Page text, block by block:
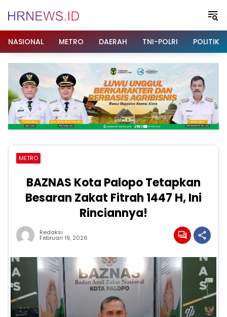
NASIONAL
METRO DAERAH TNI-POLRI POLITIK
METRO
BAZNAS Kota Palopo Tetapkan
Besaran Zakat Fitrah 1447 H, Ini
Rinciannya!
Redaksi
Februari 19, 2026